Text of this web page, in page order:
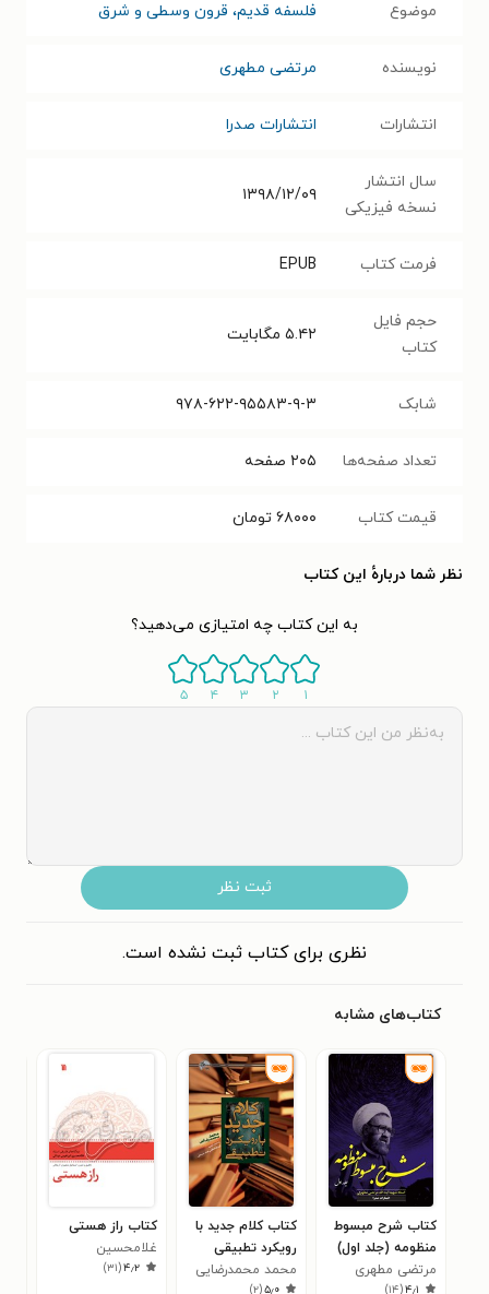
موضوع فلسفه قدیم، قرون وسطی و شرق
نویسنده مرتضی مطهری
انتشارات انتشارات صدرا
سال انتشار
نسخه فیزیکی
۱۳۹۸/۱۲/۰۹
فرمت کتاب EPUB
حجم فایل
کتاب
۵.۴۲ مگابایت
شابک ۹۷۸-۶۲۲-۹۵۵۸۳-۹-۳
تعداد صفحه‌ها ۲۰۵ صفحه
قیمت کتاب ۶۸۰۰۰ تومان
نظر شما دربارهٔ این کتاب
به این کتاب چه امتیازی می‌دهید؟
۱ ۲ ۳ ۴ ۵
ثبت نظر
نظری برای کتاب ثبت نشده است.
کتاب‌های مشابه
کتاب شرح مبسوط
منظومه (جلد اول)
مرتضی مطهری
۴٫۱(۱۴)
کتاب کلام جدید با
رویکرد تطبیقی
محمد محمدرضایی
۵٫۰(۲)
کتاب راز هستی
غلامحسین
ابراهیمی دینانی
۴٫۲(۳۱)